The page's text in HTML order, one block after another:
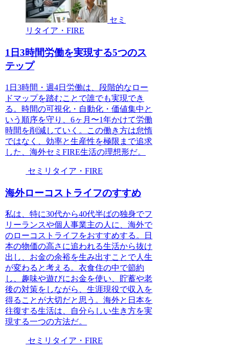
セミ
リタイア・FIRE
1日3時間労働を実現する5つのス
テップ
1日3時間・週4日労働は、段階的なロー
ドマップを踏むことで誰でも実現でき
る。時間の可視化・自動化・価値集中と
いう順序を守り、6ヶ月〜1年かけて労働
時間を削減していく。この働き方は怠惰
ではなく、効率と生産性を極限まで追求
した、海外セミFIRE生活の理想形だ。
セミリタイア・FIRE
海外ローコストライフのすすめ
私は、特に30代から40代半ばの独身でフ
リーランスや個人事業主の人に、海外で
のローコストライフをおすすめする。日
本の物価の高さに追われる生活から抜け
出し、お金の余裕を生み出すことで人生
が変わると考える。衣食住の中で節約
し、趣味や遊びにお金を使い、貯蓄や老
後の対策をしながら、生涯現役で収入を
得ることが大切だと思う。海外と日本を
往復する生活は、自分らしい生き方を実
現する一つの方法だ。
セミリタイア・FIRE